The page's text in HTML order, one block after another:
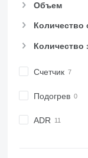
Объем
Количество
Количество
Счетчик
Подогрев
ADR